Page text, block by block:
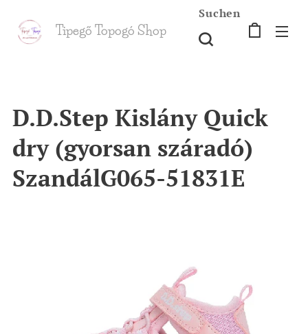
Tipegő Topogó Shop
Suchen
D.D.Step Kislány Quick
dry (gyorsan száradó)
SzandálG065-51831E